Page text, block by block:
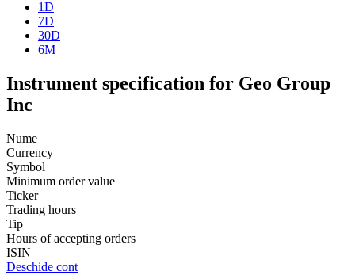
1D
7D
30D
6M
Instrument specification for Geo Group
Inc
Nume
Currency
Symbol
Minimum order value
Ticker
Trading hours
Tip
Hours of accepting orders
ISIN
Deschide cont